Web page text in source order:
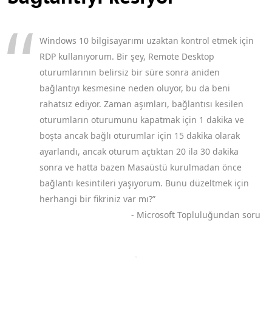
Windows 10 bilgisayarımı uzaktan kontrol etmek için
RDP kullanıyorum. Bir şey, Remote Desktop
oturumlarının belirsiz bir süre sonra aniden
bağlantıyı kesmesine neden oluyor, bu da beni
rahatsız ediyor. Zaman aşımları, bağlantısı kesilen
oturumların oturumunu kapatmak için 1 dakika ve
boşta ancak bağlı oturumlar için 15 dakika olarak
ayarlandı, ancak oturum açtıktan 20 ila 30 dakika
sonra ve hatta bazen Masaüstü kurulmadan önce
bağlantı kesintileri yaşıyorum. Bunu düzeltmek için
herhangi bir fikriniz var mı?”
- Microsoft Topluluğundan soru